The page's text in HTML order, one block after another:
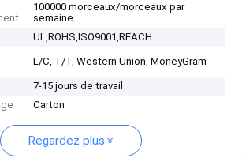
100000 morceaux/morceaux par
semaine
UL,ROHS,ISO9001,REACH
L/C, T/T, Western Union, MoneyGram
7-15 jours de travail
Carton
Regardez plus